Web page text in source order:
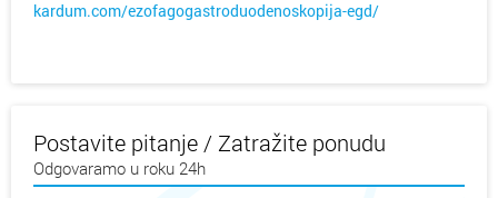
kardum.com/ezofagogastroduodenoskopija-egd/
Postavite pitanje / Zatražite ponudu
Odgovaramo u roku 24h